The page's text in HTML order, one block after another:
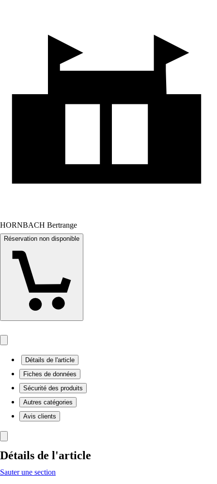
HORNBACH Bertrange
Réservation non disponible
Détails de l'article
Fiches de données
Sécurité des produits
Autres catégories
Avis clients
Détails de l'article
Sauter une section